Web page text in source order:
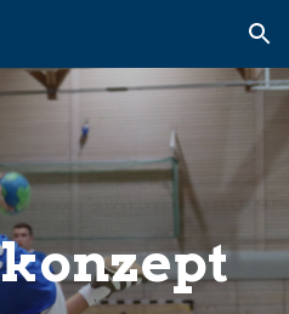
Skip to navigation